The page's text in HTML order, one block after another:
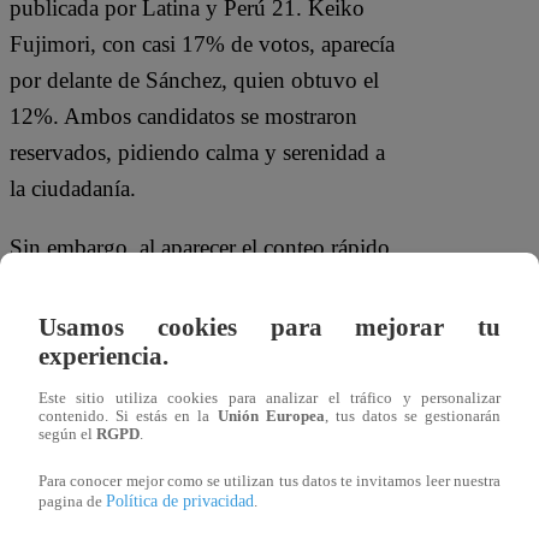
publicada por Latina y Perú 21. Keiko
Fujimori, con casi 17% de votos, aparecía
por delante de Sánchez, quien obtuvo el
12%. Ambos candidatos se mostraron
reservados, pidiendo calma y serenidad a
la ciudadanía.
Sin embargo, al aparecer el conteo rápido
cambiaron completamente. Roberto
Sánchez, tras ver que los resultados lo
colocan por 0.6% encima de Keiko
Fujimori, dio un balconazo en la azotea
partido OBRAS, fundado por Ricardo
Usamos cookies para mejorar tu
experiencia.
Este sitio utiliza cookies para analizar el tráfico y personalizar
contenido. Si estás en la Unión Europea , tus datos se gestionarán
según el RGPD
Para conocer mejor como se utilizan tus datos te invitamos leer nuestra
pagina de Política de privacidad